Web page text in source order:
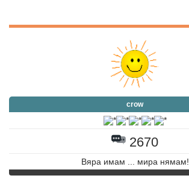
crow
2670
Вяра имам ... мира нямам!